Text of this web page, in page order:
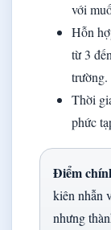
với
Hỗn
từ 3
trường.
Thời
phức
Điểm
kiên nhẫn
nhưng